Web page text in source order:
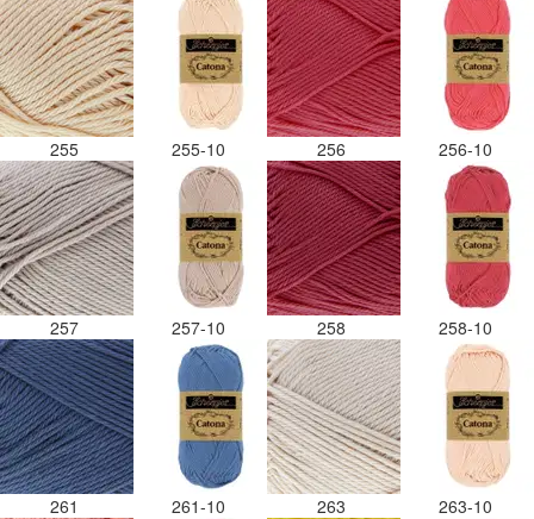
255 255-10 256 256-10
257 257-10 258 258-10
261 261-10 263 263-10